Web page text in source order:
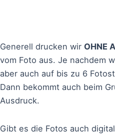
Generell drucken wir OHNE
vom Foto aus. Je nachdem
aber auch auf bis zu 6
Dann bekommt auch beim
Ausdruck.
Gibt es die Fotos auch